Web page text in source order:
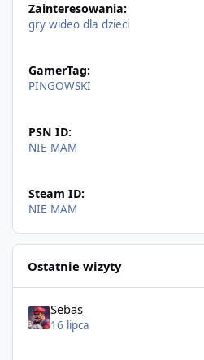
Zainteresowania:
gry wideo dla dzieci
GamerTag:
PINGOWSKI
PSN ID:
NIE MAM
Steam ID:
NIE MAM
Ostatnie wizyty
Sebas
16 lipca